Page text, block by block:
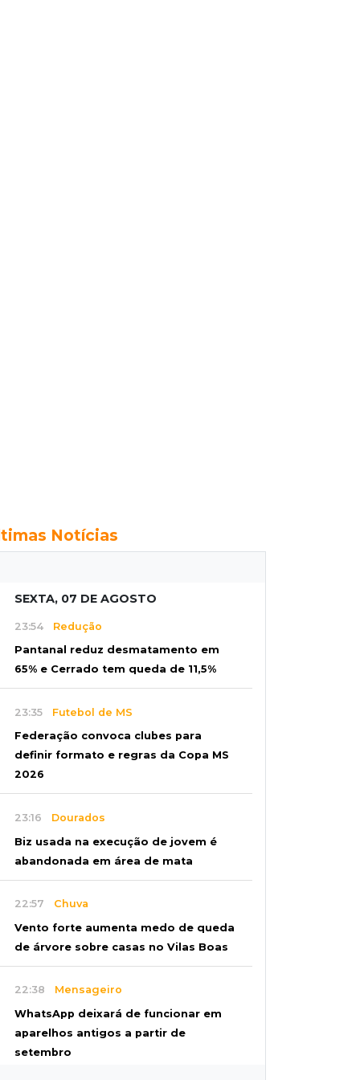
Notícias
SEXTA, 07 DE AGOSTO
23:54 Redução
Pantanal reduz desmatamento em
65% e Cerrado tem queda de 11,5%
23:35 Futebol de MS
Federação convoca clubes para
definir formato e regras da Copa MS
2026
23:16 Dourados
Biz usada na execução de jovem é
abandonada em área de mata
22:57 Chuva
Vento forte aumenta medo de queda
de árvore sobre casas no Vilas Boas
22:38 Mensageiro
WhatsApp deixará de funcionar em
aparelhos antigos a partir de
setembro